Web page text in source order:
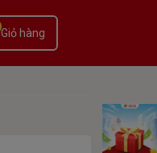
Giỏ hàng